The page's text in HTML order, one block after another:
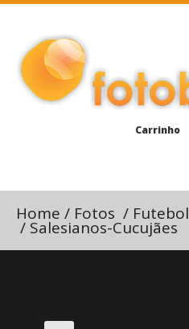
Carrinho
Home / Fotos / Futebol
/ Salesianos-Cucujães